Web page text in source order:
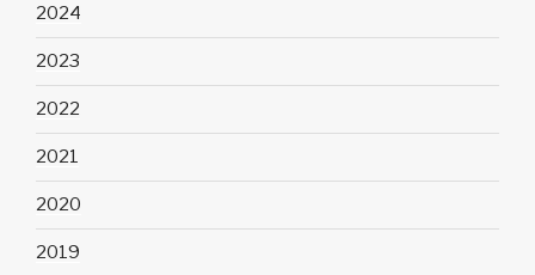
2024
2023
2022
2021
2020
2019